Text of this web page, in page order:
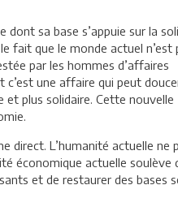
sa base s’appuie sur la
fait que le monde actuel n’est
par les hommes d’affaires
c’est une affaire qui peut
et plus solidaire. Cette nouvelle
direct. L’humanité actuelle ne
économique actuelle soulève
et de restaurer des bases